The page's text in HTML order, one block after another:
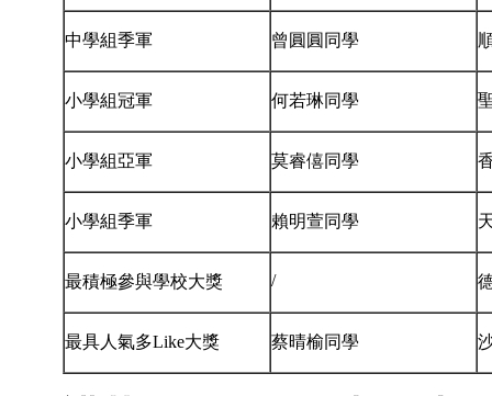
中學組季軍 曾圓圓同學
小學組冠軍 何若琳同學
小學組亞軍 莫睿僖同學
小學組季軍 賴明萱同學
最積極參與學校大獎 /
最具人氣多Like大獎 蔡晴榆同學